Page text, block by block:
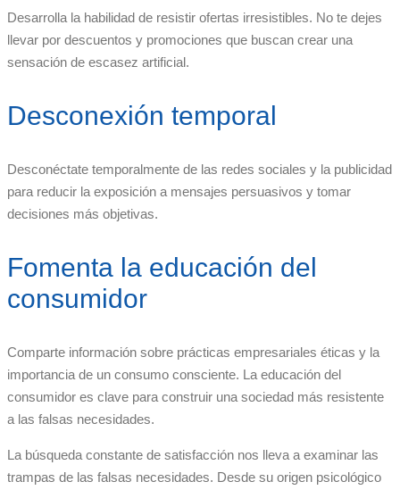
Desarrolla la habilidad de resistir ofertas irresistibles. No te dejes
llevar por descuentos y promociones que buscan crear una
sensación de escasez artificial.
Desconexión temporal
Desconéctate temporalmente de las redes sociales y la publicidad
para reducir la exposición a mensajes persuasivos y tomar
decisiones más objetivas.
Fomenta la educación del
consumidor
Comparte información sobre prácticas empresariales éticas y la
importancia de un consumo consciente. La educación del
consumidor es clave para construir una sociedad más resistente
a las falsas necesidades.
La búsqueda constante de satisfacción nos lleva a examinar las
trampas de las falsas necesidades. Desde su origen psicológico